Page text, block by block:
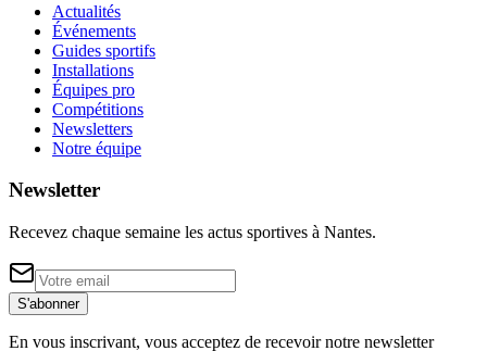
Actualités
Événements
Guides sportifs
Installations
Équipes pro
Compétitions
Newsletters
Notre équipe
Newsletter
Recevez chaque semaine les actus sportives à Nantes.
S'abonner
En vous inscrivant, vous acceptez de recevoir notre newsletter